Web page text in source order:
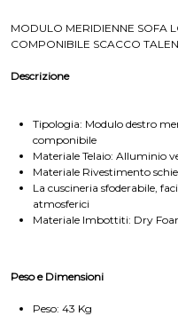
MODULO MERIDIENNE SOFA
COMPONIBILE SCACCO
Descrizione
Tipologia: Modulo destro
componibile
Materiale Telaio: Alluminio
Materiale Rivestimento
La cuscineria sfoderabile,
atmosferici
Materiale Imbottiti: Dry
Peso e Dimensioni
Peso: 43 Kg